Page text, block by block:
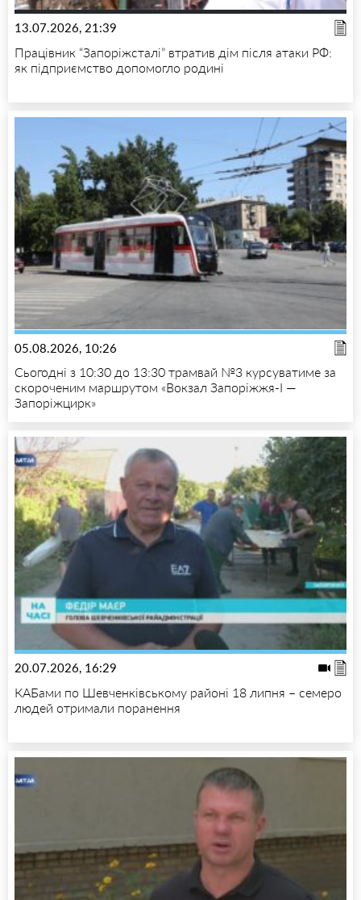
13.07.2026, 21:39
Працівник “Запоріжсталі” втратив дім після атаки РФ:
як підприємство допомогло родині
05.08.2026, 10:26
Сьогодні з 10:30 до 13:30 трамвай №3 курсуватиме за
скороченим маршрутом «Вокзал Запоріжжя-I —
Запоріжцирк»
20.07.2026, 16:29
КАБами по Шевченківському районі 18 липня – семеро
людей отримали поранення